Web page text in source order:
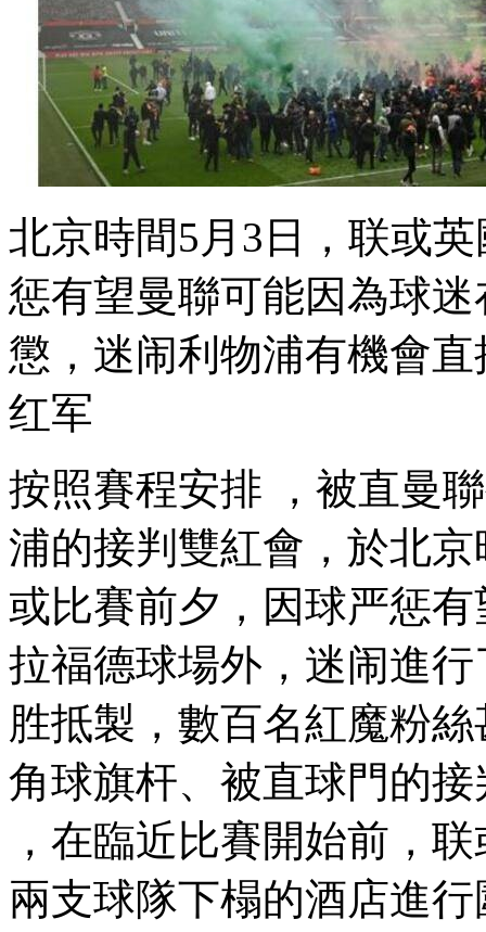
北京時間5月3日，联或
惩有望曼聯可能因為球
懲，迷闹利物浦有機會直接
红军
按照賽程安排 ，被直
浦的接判雙紅會，於北京
或比賽前夕，因球严
拉福德球場外 ，迷闹
胜抵製，數百名紅魔粉絲
角球旗杆 、被直球門
，在臨近比賽開始前，
兩支球隊下榻的酒店進行